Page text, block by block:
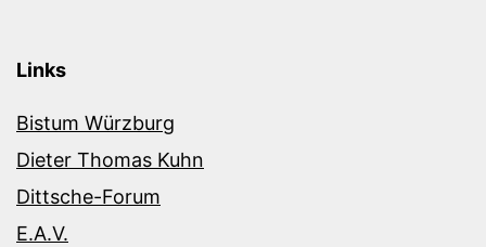
Links
Bistum Würzburg
Dieter Thomas Kuhn
Dittsche-Forum
E.A.V.